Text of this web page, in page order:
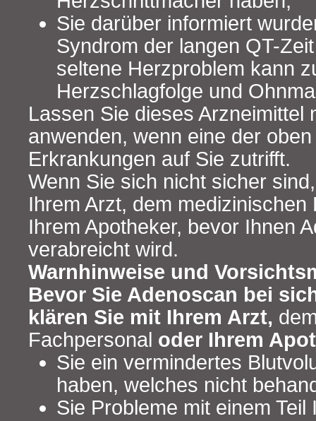
Sie darüber informiert
Syndrom der langen QT-
seltene Herzproblem kann
Herzschlagfolge und
Lassen Sie dieses Arzneimittel
anwenden, wenn eine der
Erkrankungen auf Sie zutrifft.
Wenn Sie sich nicht sicher
Ihrem Arzt, dem
Ihrem Apotheker, bevor Ihnen
verabreicht wird.
Warnhinweise und
Bevor Sie Adenoscan bei
klären Sie mit Ihrem Arzt,
Fachpersonal oder Ihrem
Sie ein vermindertes
haben, welches nicht
Sie Probleme mit einem Teil